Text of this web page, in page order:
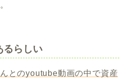
らしい
とのyoutube動画の中で資産